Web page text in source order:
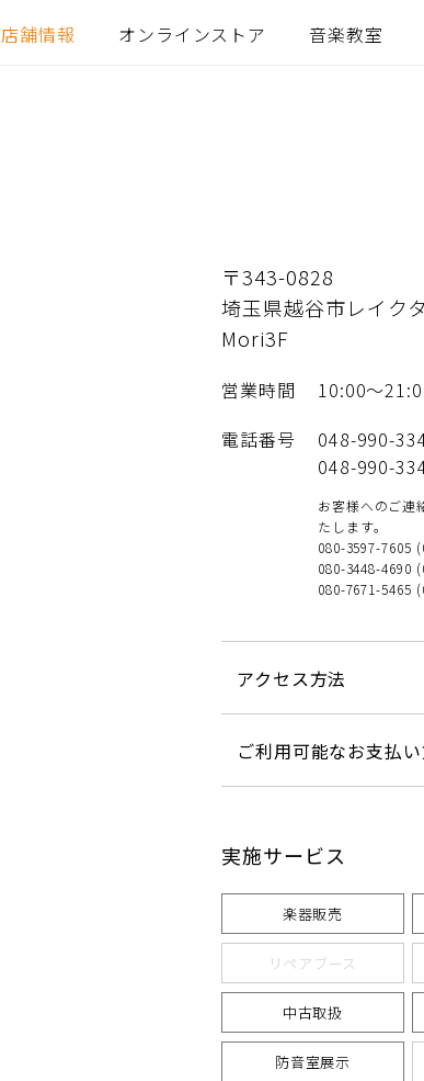
店舗情報 オンラインストア 音楽教室
〒343-0828
埼玉県越谷市レイク
Mori3F
営業時間
10:00〜
電話番号
048-990-
048-990-
お客様へのご連
たします。
080-3597-7605
080-3448-4690
080-7671-5465
アクセス方法
ご利用可能なお支払
実施サービス
楽器販売
リペアブース
中古取扱
防音室展示